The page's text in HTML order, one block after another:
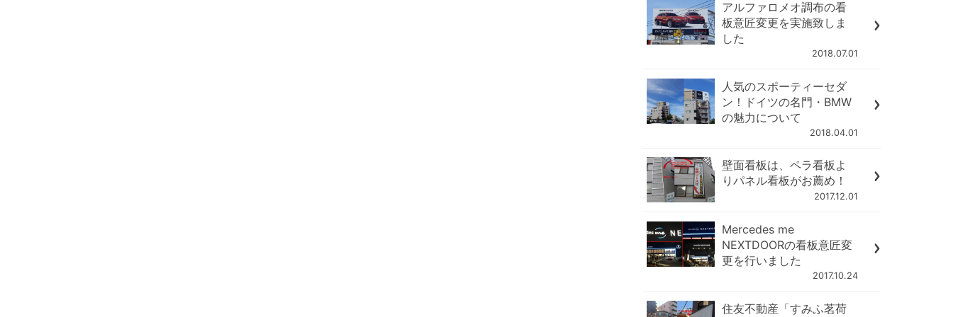
アルファロメオ調布の看
板意匠変更を実施致しま
した
2018.07.01
人気のスポーティーセダ
ン！ドイツの名門・BMW
の魅力について
2018.04.01
壁面看板は、ペラ看板よ
りパネル看板がお薦め！
2017.12.01
Mercedes me
NEXTDOORの看板意匠変
更を行いました
2017.10.24
住友不動産「すみふ茗荷